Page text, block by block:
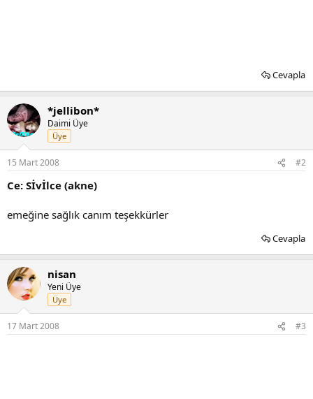
Cevapla
*jellibon*
Daimi Üye
Üye
15 Mart 2008 #2
Ce: Sİvİlce (akne)
emeğine sağlık canım teşekkürler
Cevapla
nisan
Yeni Üye
Üye
17 Mart 2008 #3